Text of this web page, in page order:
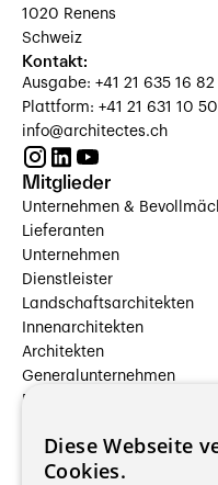
1020 Renens
Schweiz
Kontakt:
Ausgabe: +41 21 635 16 82
Plattform: +41 21 631 10 50
info@architectes.ch
Mitglieder
Unternehmen &
Lieferanten
Unternehmen
Dienstleister
Landschaftsarchitekten
Innenarchitekten
Architekten
Generalunternehmen
Beauftragte Unternehmen
Hersteller/Lieferanten
Bauherrschaften
Diese Webseite
Cookies.